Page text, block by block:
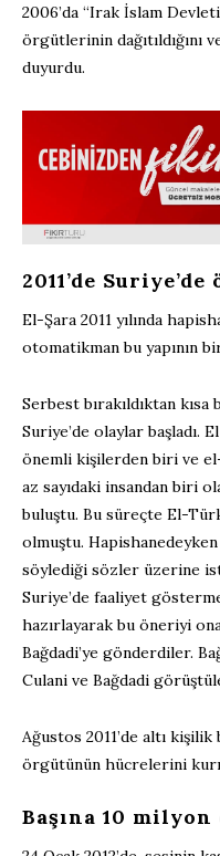
2006’da “Irak İslam
örgütlerinin dağıtıldığını
duyurdu.
2011’de
El-Şara 2011 yılında
otomatikman bu yapının
Serbest bırakıldıktan
Suriye’de olaylar başladı.
önemli kişilerden biri ve
az sayıdaki insandan biri
buluştu. Bu süreçte El-
olmuştu.
söylediği sözler üzerine
Suriye’de faaliyet
hazırlayarak bu öneriyi
Bağdadi’ye gönderdiler.
Culani ve Bağdadi
Ağustos 2011’de altı
örgütünün hücrelerini
Başına 10